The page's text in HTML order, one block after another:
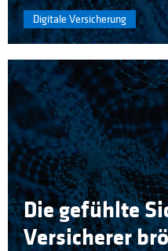
Digitale Versicherung
Die gefühlte
Versicherer